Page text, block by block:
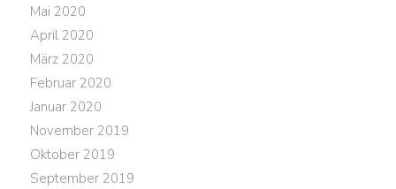
Mai 2020
April 2020
März 2020
Februar 2020
Januar 2020
November 2019
Oktober 2019
September 2019